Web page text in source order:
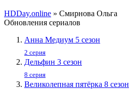
HDDay.online » Смирнова Ольга
Обновления сериалов
Анна Медиум 5 сезон
2 серия
Дельфин 3 сезон
8 серия
Великолепная пятёрка 8 сезон